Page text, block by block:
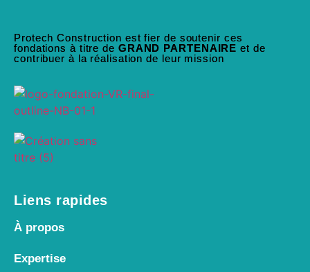
Protech Construction est fier de soutenir ces
fondations à titre de GRAND PARTENAIRE et de
contribuer à la réalisation de leur mission
Liens rapides
À propos
Expertise